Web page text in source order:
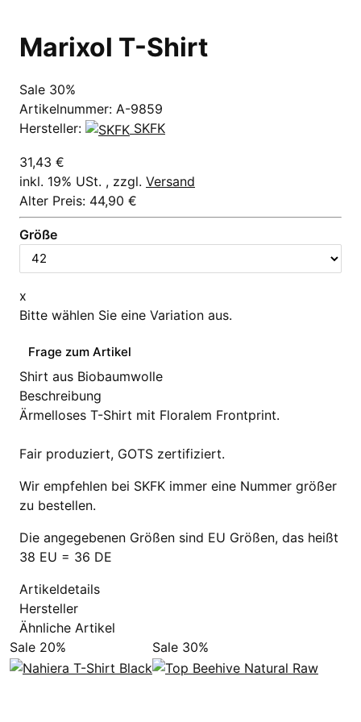
Marixol T-Shirt
Sale 30%
Artikelnummer: A-9859
Hersteller:
SKFK
31,43 €
inkl. 19% USt. , zzgl. Versand
Alter Preis: 44,90 €
Größe
x
Bitte wählen Sie eine Variation aus.
Frage zum Artikel
Shirt aus Biobaumwolle
Beschreibung
Ärmelloses T-Shirt mit Floralem Frontprint.
Fair produziert, GOTS zertifiziert.
Wir empfehlen bei SKFK immer eine Nummer größer
zu bestellen.
Die angegebenen Größen sind EU Größen, das heißt
38 EU = 36 DE
Artikeldetails
Hersteller
Ähnliche Artikel
Sale 20%
Sale 30%